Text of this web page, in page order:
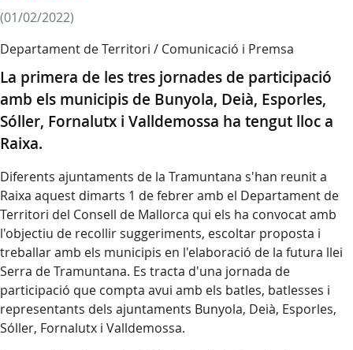
(01/02/2022)
Departament de Territori / Comunicació i Premsa
La primera de les tres jornades de participació
amb els municipis de Bunyola, Deià, Esporles,
Sóller, Fornalutx i Valldemossa ha tengut lloc a
Raixa.
Diferents ajuntaments de la Tramuntana s'han reunit a
Raixa aquest dimarts 1 de febrer amb el Departament de
Territori del Consell de Mallorca qui els ha convocat amb
l'objectiu de recollir suggeriments, escoltar proposta i
treballar amb els municipis en l'elaboració de la futura llei
Serra de Tramuntana. Es tracta d'una jornada de
participació que compta avui amb els batles, batlesses i
representants dels ajuntaments Bunyola, Deià, Esporles,
Sóller, Fornalutx i Valldemossa.